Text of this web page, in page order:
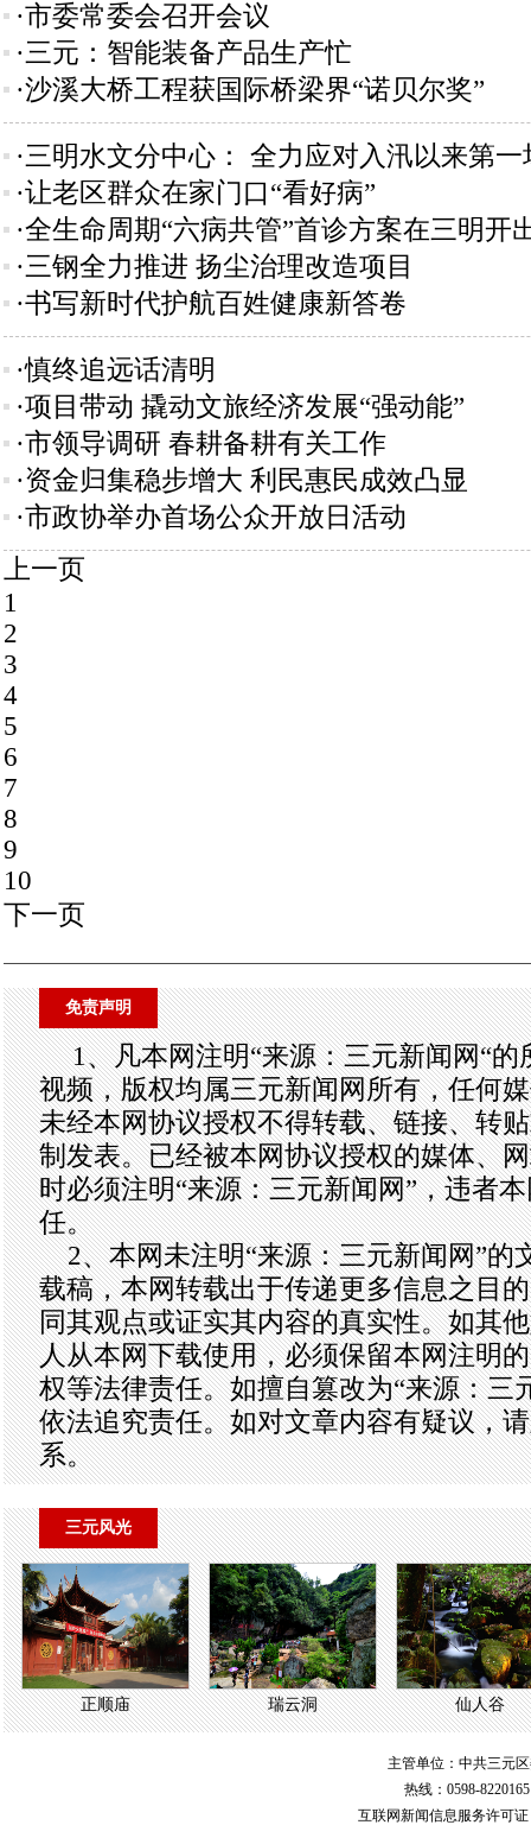
·市委常委会召开会议
·三元：智能装备产品生产忙
·沙溪大桥工程获国际桥梁界“诺贝尔奖”
·三明水文分中心： 全力应对入汛以来第一
·让老区群众在家门口“看好病”
·全生命周期“六病共管”首诊方案在三明开
·三钢全力推进 扬尘治理改造项目
·书写新时代护航百姓健康新答卷
·慎终追远话清明
·项目带动 撬动文旅经济发展“强动能”
·市领导调研 春耕备耕有关工作
·资金归集稳步增大 利民惠民成效凸显
·市政协举办首场公众开放日活动
上一页
1
2
3
4
5
6
7
8
9
10
下一页
免责声明
1、凡本网注明“来源：三元新闻网“
视频，版权均属三元新闻网所有，任何
未经本网协议授权不得转载、链接、转
制发表。已经被本网协议授权的媒体、
时必须注明“来源：三元新闻网”，违者
任。
2、本网未注明“来源：三元新闻网”的
载稿，本网转载出于传递更多信息之目
同其观点或证实其内容的真实性。如其
人从本网下载使用，必须保留本网注明
权等法律责任。如擅自篡改为“来源：三
依法追究责任。如对文章内容有疑议，
系。
三元风光
正顺庙 瑞云洞 仙人谷
主管单位：中共三元
热线：0598-
互联网新闻信息服务许可证